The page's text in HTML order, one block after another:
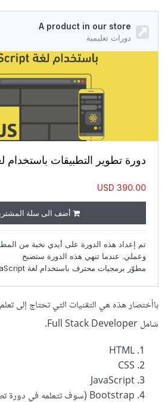
باأختصار هذه هي التقنيات التي تحتاج إلى
شامل Full Stack Developer.
HTML
CSS
JavaScript
Bootstrap (سوف تتعلمه في دورة تطوير واجهات المستخدم)